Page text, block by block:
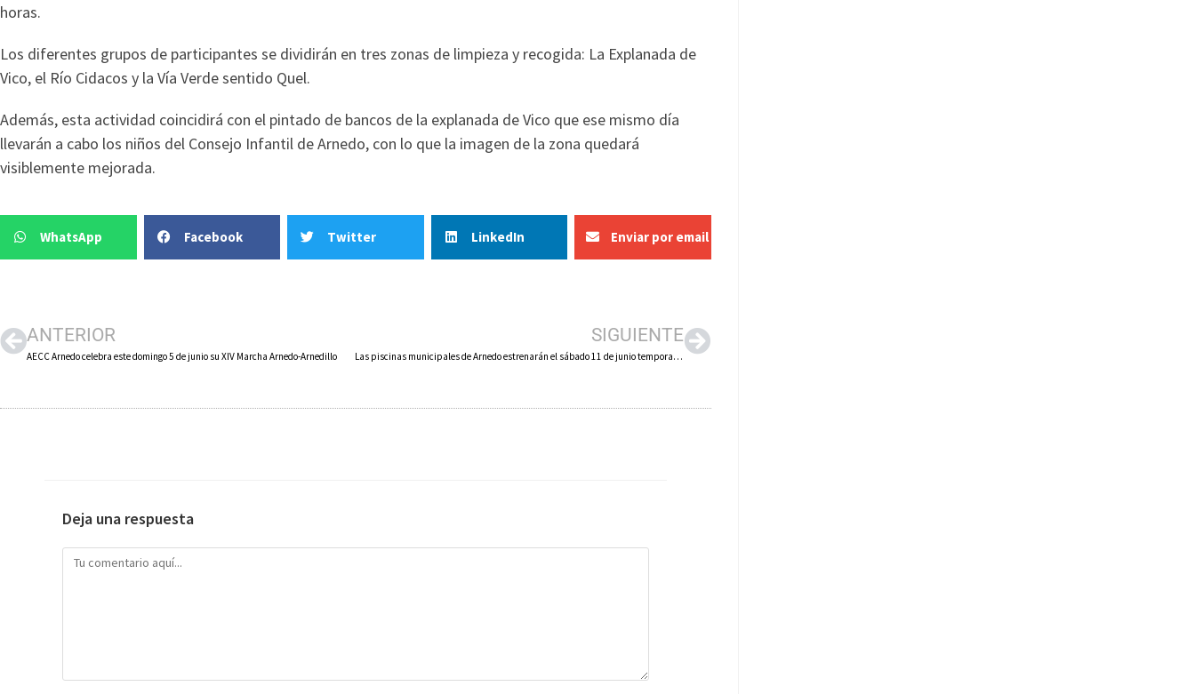
horas.
Los diferentes grupos de participantes se dividirán en tres zonas de limpieza y recogida: La Explanada de
Vico, el Río Cidacos y la Vía Verde sentido Quel.
Además, esta actividad coincidirá con el pintado de bancos de la explanada de Vico que ese mismo día
llevarán a cabo los niños del Consejo Infantil de Arnedo, con lo que la imagen de la zona quedará
visiblemente mejorada.
WhatsApp Facebook Twitter LinkedIn Enviar por email
ANTERIOR
AECC Arnedo celebra este domingo 5 de junio su XIV Marcha Arnedo-Arnedillo
SIGUIENTE
Las piscinas municipales de Arnedo estrenarán el sábado 11 de junio temporada de verano y la nueva piscina recreativa
Deja una respuesta